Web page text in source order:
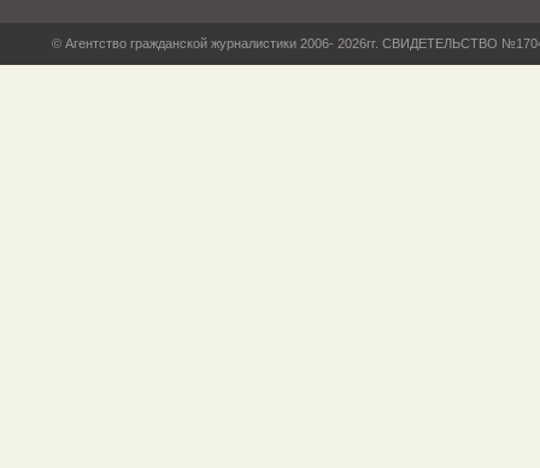
© Агентство гражданской журналистики 2006- 2026гг. СВИДЕТЕЛЬСТВО